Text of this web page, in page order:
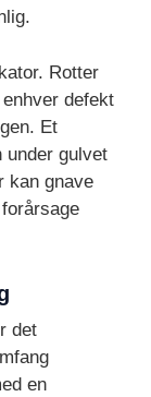
Rotter
defekt
Et
under gulvet
kan gnave
det
en